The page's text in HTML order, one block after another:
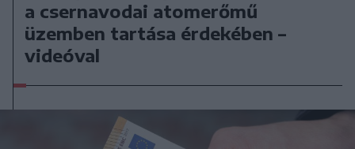
a csernavodai atomerőmű
üzemben tartása érdekében –
videóval